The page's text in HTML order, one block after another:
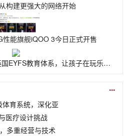
构建更强大的网络开始
能旗舰iQOO 3今日正式开售
格杰思国际幼儿园引入英国EYFS教育体系，让孩子在玩乐中探索世界
...
育系统，深化亚
医疗设计挑战
多重经营与技术